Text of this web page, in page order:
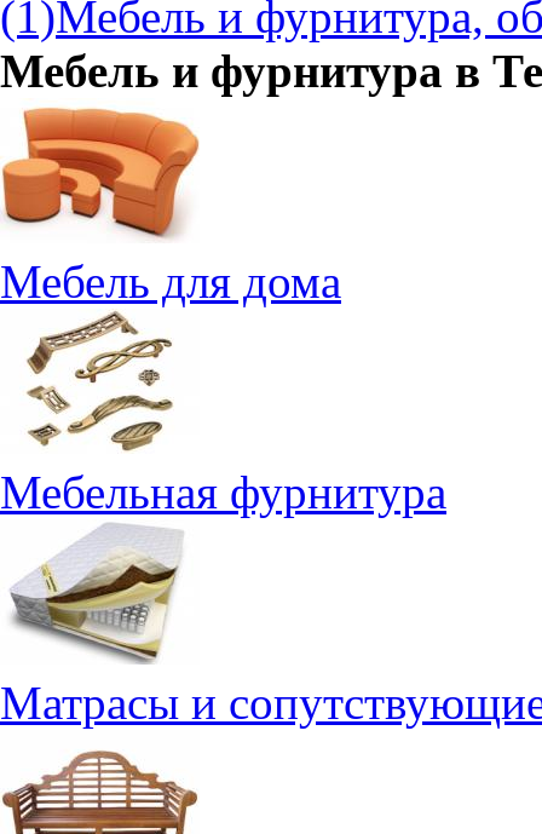
(1)Мебель и фурнитура,
Мебель и фурнитура в
Мебель для дома
Мебельная фурнитура
Матрасы и